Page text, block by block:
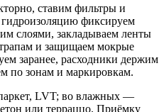
ставим фильтры и
фиксируем
слоями, закладываем ленты
и защищаем мокрые
заранее, расходники держим
по зонам и маркировкам.
LVT; во влажных —
или терраццо. Приёмку